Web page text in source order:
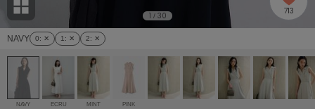
ョン雑貨 (865)
/ランジェリー (127)
ェア (121)
Ame no chi Hare
アメノチハレ
AMOMMA
アモマ
ánuans
アニュアンス
NAVY 0: ✕ 1 : ✕ 2: ✕
1 / 30 713
NAVY ECRU MINT PINK